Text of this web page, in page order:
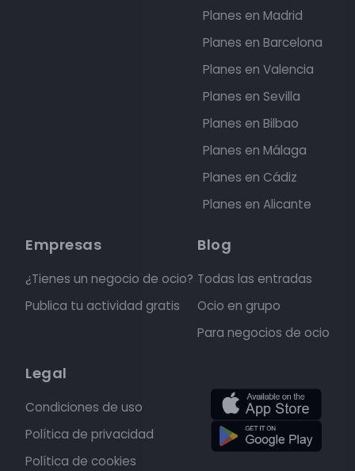
Planes en Madrid
Planes en Barcelona
Planes en Valencia
Planes en Sevilla
Planes en Bilbao
Planes en Málaga
Planes en Cádiz
Planes en Alicante
Empresas
¿Tienes un negocio de ocio?
Publica tu actividad gratis
Blog
Todas las entradas
Ocio en grupo
Para negocios de ocio
Legal
Condiciones de uso
Política de privacidad
Política de cookies